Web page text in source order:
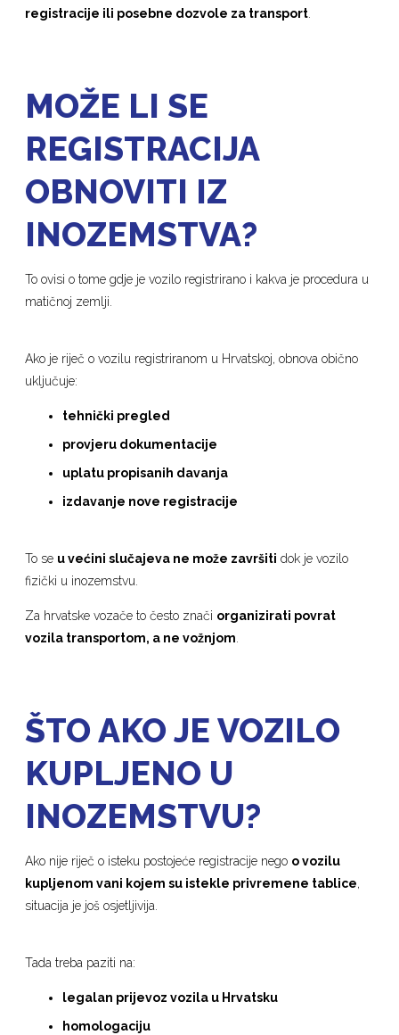
registracije ili posebne dozvole za transport
MOŽE LI SE
REGISTRACIJA
OBNOVITI IZ
INOZEMSTVA?
To ovisi o tome gdje je vozilo registrirano i kakva je procedura u
matičnoj zemlji.
Ako je riječ o vozilu registriranom u Hrvatskoj, obnova obično
uključuje:
tehnički pregled
provjeru dokumentacije
uplatu propisanih davanja
izdavanje nove registracije
To se u većini slučajeva ne može završiti dok je vozilo
fizički u inozemstvu.
Za hrvatske vozače to često znači organizirati povrat
vozila transportom, a ne vožnjom
ŠTO AKO JE VOZILO
KUPLJENO U
INOZEMSTVU?
Ako nije riječ o isteku postojeće registracije nego o vozilu
kupljenom vani kojem su istekle privremene tablice,
situacija je još osjetljivija.
Tada treba paziti na:
legalan prijevoz vozila u Hrvatsku
homologaciju